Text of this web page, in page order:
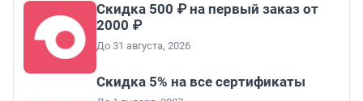
Скидка 500 ₽ на первый заказ от
2000 ₽
До 31 августа, 2026
Скидка 5% на все сертификаты